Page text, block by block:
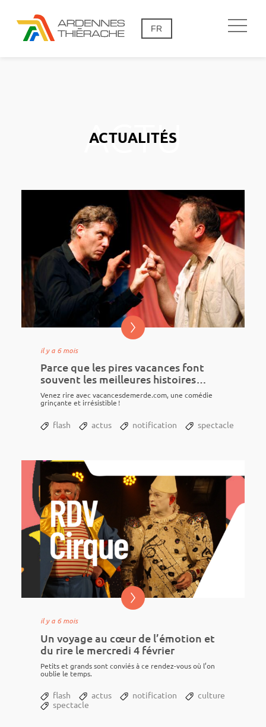
FR
ACTUALITÉS
Parce que les pires vacances font
souvent les meilleures histoires…
il y a 6 mois
Venez rire avec vacan­ces­de­merde.com, une comé­die
grinçante et irré­sis­tible !
flash actus notification spectacle
Un voyage au cœur de l’émotion et
du rire le mercredi 4 février
il y a 6 mois
Petits et grands sont conviés à ce rendez-vous où l’on
oublie le temps.
flash actus notification
culture
spectacle